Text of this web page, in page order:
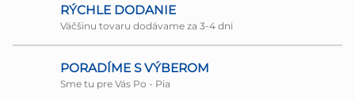
RÝCHLE DODANIE
Väčšinu tovaru dodávame za 3-4 dni
PORADÍME S VÝBEROM
Sme tu pre Vás Po - Pia